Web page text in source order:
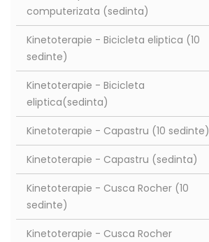
computerizata (sedinta)
Kinetoterapie - Bicicleta eliptica (10
sedinte)
Kinetoterapie - Bicicleta
eliptica(sedinta)
Kinetoterapie - Capastru (10 sedinte)
Kinetoterapie - Capastru (sedinta)
Kinetoterapie - Cusca Rocher (10
sedinte)
Kinetoterapie - Cusca Rocher